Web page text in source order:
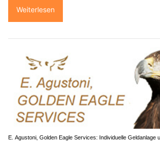
Weiterlesen
E. Agustoni, Golden Eagle Services: Individuelle Geldanlage